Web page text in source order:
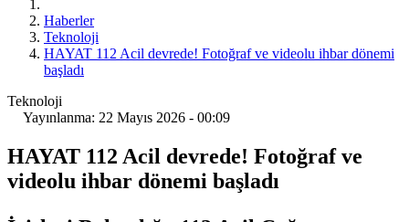
Haberler
Teknoloji
HAYAT 112 Acil devrede! Fotoğraf ve videolu ihbar dönemi
başladı
Teknoloji
Yayınlanma: 22 Mayıs 2026 - 00:09
HAYAT 112 Acil devrede! Fotoğraf ve
videolu ihbar dönemi başladı